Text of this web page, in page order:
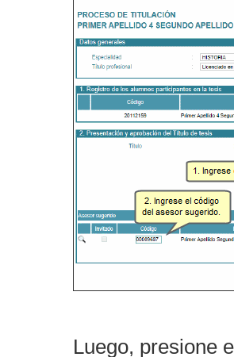
Luego, presione